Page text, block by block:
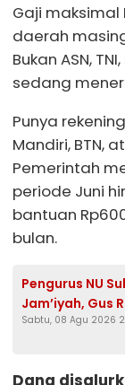
Gaji maksimal
daerah
Bukan ASN,
sedang
Punya
Mandiri, BTN,
Pemerintah
periode Juni
bantuan
bulan.
Pengurus NU
Jam’iyah, Gus
Tengah hingga
Sabtu, 08 Agu 2026